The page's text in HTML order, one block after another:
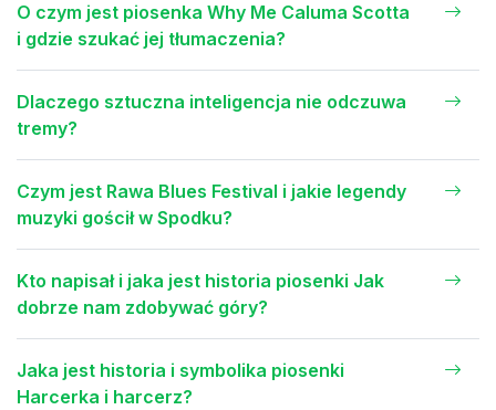
O czym jest piosenka Why Me Caluma Scotta
i gdzie szukać jej tłumaczenia?
Dlaczego sztuczna inteligencja nie odczuwa
tremy?
Czym jest Rawa Blues Festival i jakie legendy
muzyki gościł w Spodku?
Kto napisał i jaka jest historia piosenki Jak
dobrze nam zdobywać góry?
Jaka jest historia i symbolika piosenki
Harcerka i harcerz?